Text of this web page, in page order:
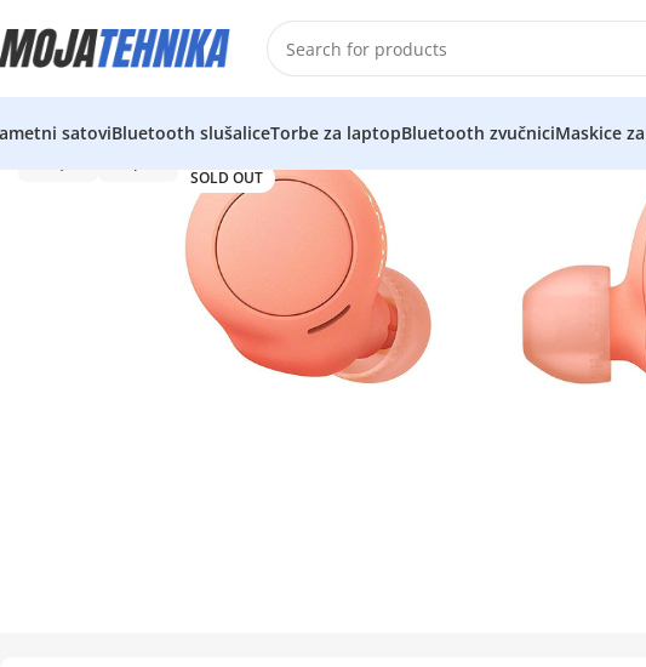
satoviBluetooth slušaliceTorbe za laptopBluetooth zvučniciMaskice
SOLD OUT